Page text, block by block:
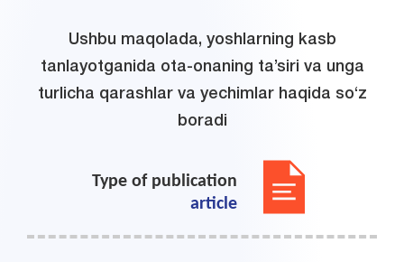
Ushbu maqolada, yoshlarning kasb
tanlayotganida ota-onaning ta’siri va unga
turlicha qarashlar va yechimlar haqida so‘z
boradi
Type of publication
article